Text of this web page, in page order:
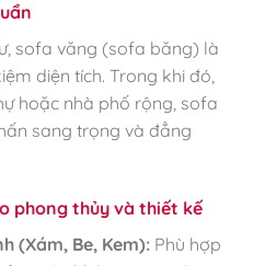
sofa văng (sofa băng) là
diện tích. Trong khi đó,
hoặc nhà phố rộng, sofa
sang trọng và đẳng
phong thủy và thiết kế
(Xám, Be, Kem):Phù hợp